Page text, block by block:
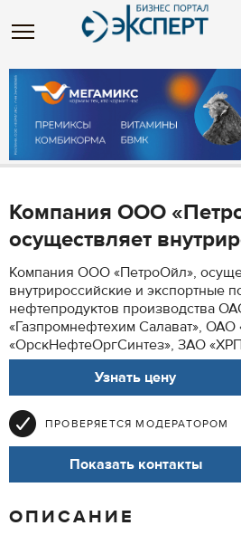
Компания ООО
осуществляет
Компания ООО «ПетроОйл»,
внутрироссийские и экспортные
нефтепродуктов производства
«Газпромнефтехим Салават»,
«ОрскНефтеОргСинтез», ЗАО
Узнать цену
ПРОВЕРЯЕТСЯ МОДЕРАТОРОМ
Показать контакты
ОПИСАНИЕ